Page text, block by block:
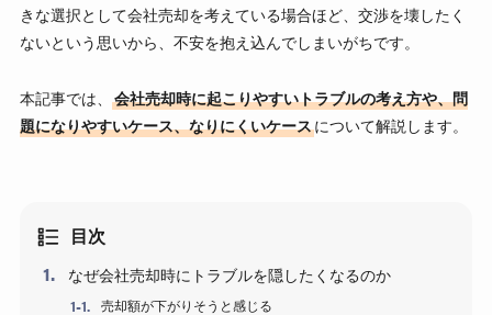
きな選択として会社売却を考えている場合ほど、交渉を壊したく
ないという思いから、不安を抱え込んでしまいがちです。
本記事では、
会社売却時に起こりやすいトラブルの考え方や、問
題になりやすいケース、なりにくいケースについて解説します。
目次
なぜ会社売却時にトラブルを隠したくなるのか
売却額が下がりそうと感じる